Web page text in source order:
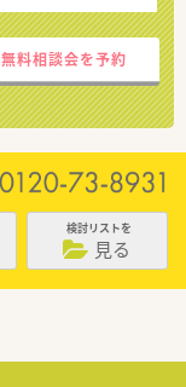
無料相談会を予約
検討リストを
見る